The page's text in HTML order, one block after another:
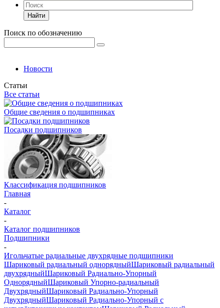
Найти
Поиск по обозначению
Новости
Статьи
Все статьи
Общие сведения о подшипниках
Посадки подшипников
Классификация подшипников
Главная
-
Каталог
-
Каталог подшипников
Подшипники
-
Игольчатые радиальные двухрядные подшипники
Шариковый радиальный однорядныйШариковый радиальный
двухрядныйШариковый Радиально-Упорный
ОднорядныйШариковый Упорно-радиальный
ДвухрядныйШариковый Радиально-Упорный
ДвухрядныйШариковый Радиально-Упорный с